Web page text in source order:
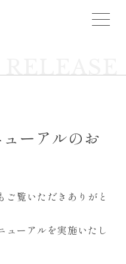
ーアルのお
ご覧いただきありがと
ューアルを実施いたし